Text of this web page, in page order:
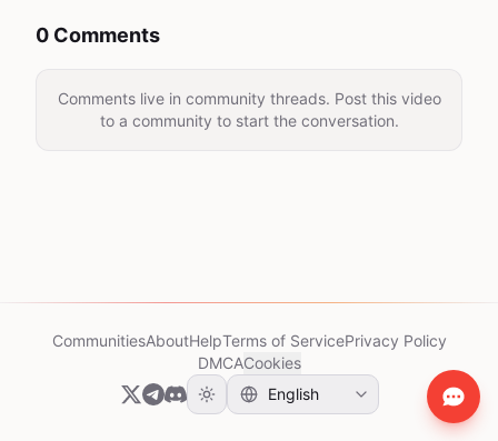
0 Comments
Comments live in community threads. Post this video
to a community to start the conversation.
CommunitiesAboutHelpTerms of ServicePrivacy Policy
DMCACookies